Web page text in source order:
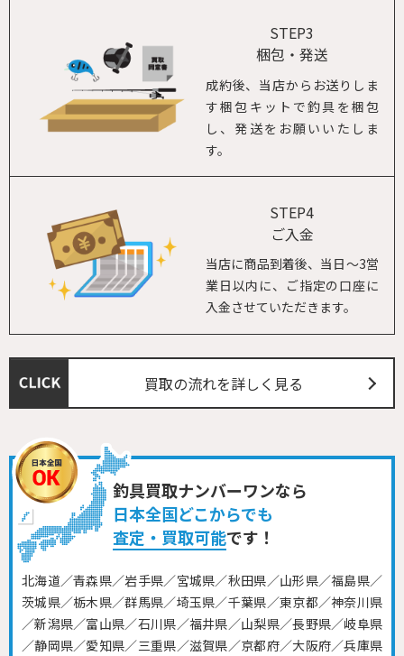
STEP3
梱包・発送
成約後、当店からお送りしま
す梱包キットで釣具を梱包
し、発送をお願いいたしま
す。
STEP4
ご入金
当店に商品到着後、当日～3営
業日以内に、ご指定の口座に
入金させていただきます。
買取の流れを詳しく見る
釣具買取ナンバーワンなら
日本全国どこからでも
査定・買取可能です！
北海道／青森県／岩手県／宮城県／秋田県／山形県／福島県／
茨城県／栃木県／群馬県／埼玉県／千葉県／東京都／神奈川県
／新潟県／富山県／石川県／福井県／山梨県／長野県／岐阜県
／静岡県／愛知県／三重県／滋賀県／京都府／大阪府／兵庫県